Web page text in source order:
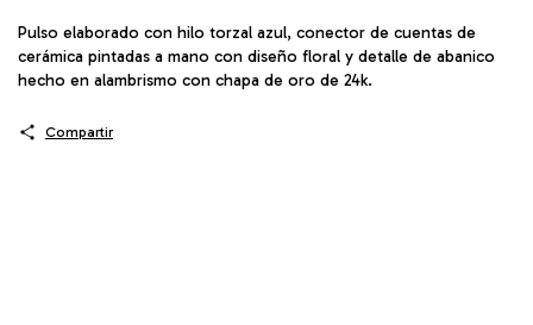
Pulso elaborado con hilo torzal azul, conector de cuentas de
cerámica pintadas a mano con diseño floral y detalle de abanico
hecho en alambrismo con chapa de oro de 24k.
Compartir